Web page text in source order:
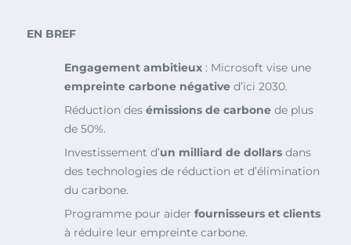
EN BREF
Engagement ambitieux : Microsoft vise une
empreinte carbone négative d’ici 2030.
Réduction des émissions de carbone de plus
de 50%.
Investissement d’un milliard de dollars dans
des technologies de réduction et d’élimination
du carbone.
Programme pour aider fournisseurs et clients
à réduire leur empreinte carbone.